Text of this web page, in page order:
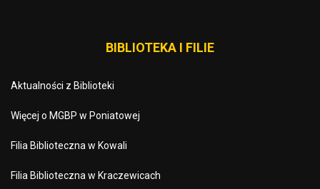
BIBLIOTEKA I FILIE
Aktualności z Biblioteki
Więcej o MGBP w Poniatowej
Filia Biblioteczna w Kowali
Filia Biblioteczna w Kraczewicach